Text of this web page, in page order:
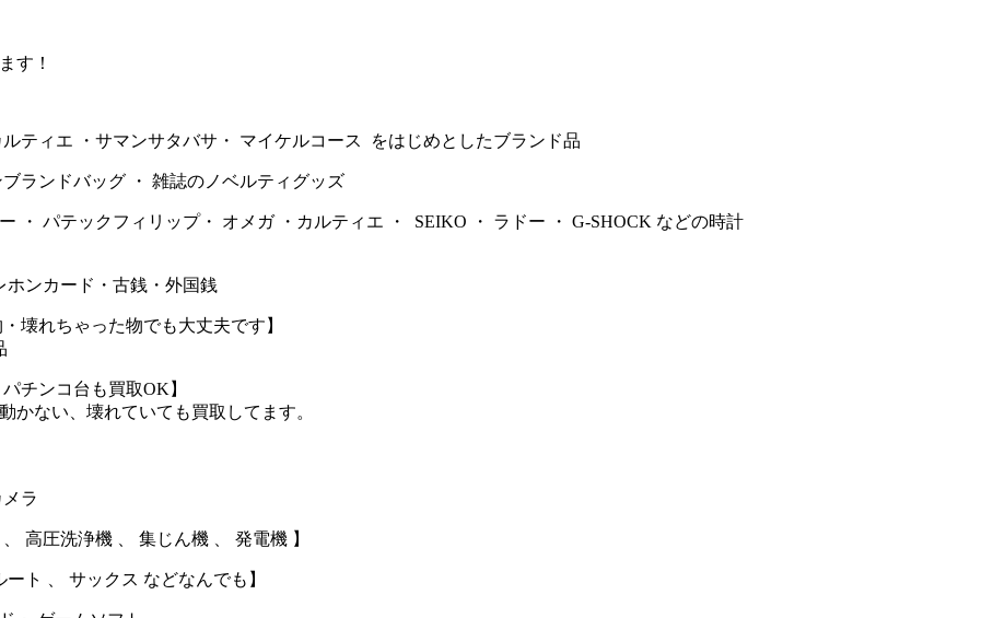
す！
ティエ ・サマンサタバサ・ マイケルコース をはじめとしたブランド品
ランドバッグ ・ 雑誌のノベルティグッズ
・ パテックフィリップ・ オメガ ・カルティエ ・ SEIKO ・ ラドー ・ G-SHOCK などの時計
ンカード・古銭・外国銭
壊れちゃった物でも大丈夫です】
チンコ台も買取OK】
かない、壊れていても買取してます。
ラ
高圧洗浄機 、 集じん機 、 発電機 】
ト 、 サックス などなんでも】